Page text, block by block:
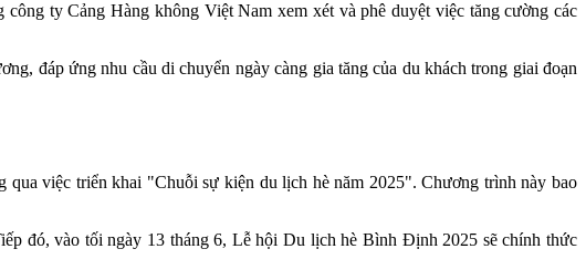
ty Cảng Hàng không Việt Nam xem xét và phê duyệt việc tăng cường các
đáp ứng nhu cầu di chuyển ngày càng gia tăng của du khách trong giai đoạn
việc triển khai "Chuỗi sự kiện du lịch hè năm 2025". Chương trình này bao
đó, vào tối ngày 13 tháng 6, Lễ hội Du lịch hè Bình Định 2025 sẽ chính thức